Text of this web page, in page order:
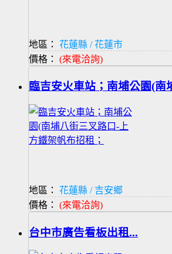
地區：
花蓮縣 / 花蓮市
價格： (來電洽詢)
臨吉安火車站；南埔公園(南
地區：
花蓮縣 / 吉安鄉
價格： (來電洽詢)
台中市廣告看板出租...